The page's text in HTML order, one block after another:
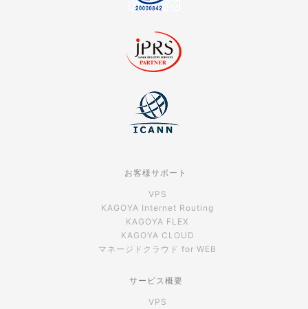
お客様サポート
VPS
KAGOYA Internet Routing
KAGOYA FLEX
KAGOYA CLOUD
マネージドクラウド for WEB
サービス概要
VPS